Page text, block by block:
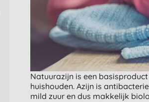
Natuurazijn is een
huishouden. Azijn is
mild zuur en dus makkelijk